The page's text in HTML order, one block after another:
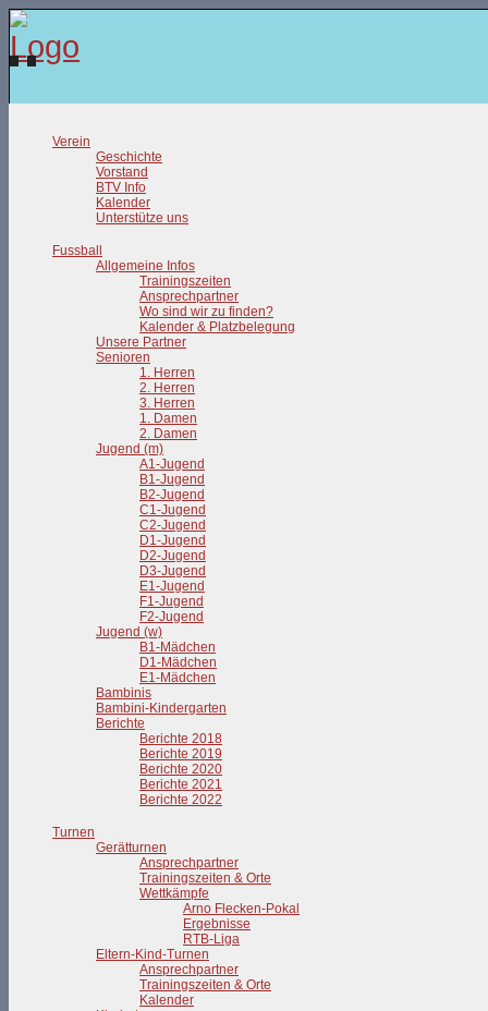
Verein
Geschichte
Vorstand
BTV Info
Kalender
Unterstütze uns
Fussball
Allgemeine Infos
Trainingszeiten
Ansprechpartner
Wo sind wir zu finden?
Kalender & Platzbelegung
Unsere Partner
Senioren
1. Herren
2. Herren
3. Herren
1. Damen
2. Damen
Jugend (m)
A1-Jugend
B1-Jugend
B2-Jugend
C1-Jugend
C2-Jugend
D1-Jugend
D2-Jugend
D3-Jugend
E1-Jugend
F1-Jugend
F2-Jugend
Jugend (w)
B1-Mädchen
D1-Mädchen
E1-Mädchen
Bambinis
Bambini-Kindergarten
Berichte
Berichte 2018
Berichte 2019
Berichte 2020
Berichte 2021
Berichte 2022
Turnen
Gerätturnen
Ansprechpartner
Trainingszeiten & Orte
Wettkämpfe
Arno Flecken-Pokal
Ergebnisse
RTB-Liga
Eltern-Kind-Turnen
Ansprechpartner
Trainingszeiten & Orte
Kalender